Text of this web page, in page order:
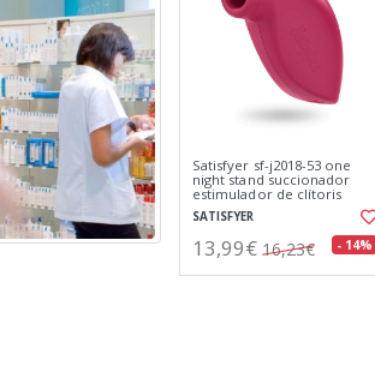
Eau my unicorn niños gel
de baño 500ml
EAU MY UNICORN
2,13€ 4,20€ - 49%